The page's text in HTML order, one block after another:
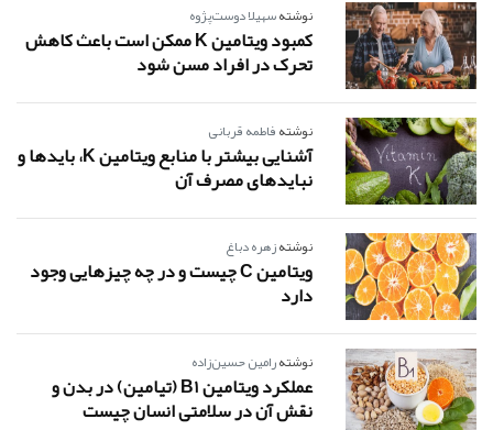
نوشتهسهیلا دوست‌پژوه
کمبود ویتامین K ممکن است باعث کاهش
تحرک در افراد مسن شود
نوشتهفاطمه قربانی
آشنایی بیشتر با منابع ویتامین K، بایدها و
نبایدهای مصرف آن
نوشتهزهره دباغ
ویتامین C چیست و در چه چیزهایی وجود
دارد
نوشتهرامین حسین‌زاده
عملکرد ویتامین B1 (تیامین) در بدن و
نقش آن در سلامتی انسان چیست